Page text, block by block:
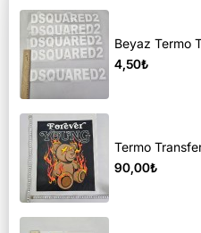
Beyaz Termo
4,50₺
Termo
90,00₺